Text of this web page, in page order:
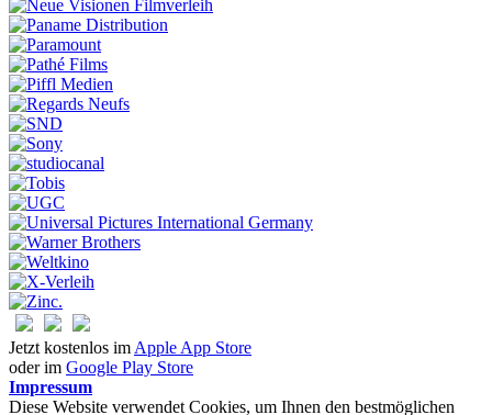
Jetzt kostenlos im Apple App Store
oder im Google Play Store
Impressum
Diese Website verwendet Cookies, um Ihnen den bestmöglichen